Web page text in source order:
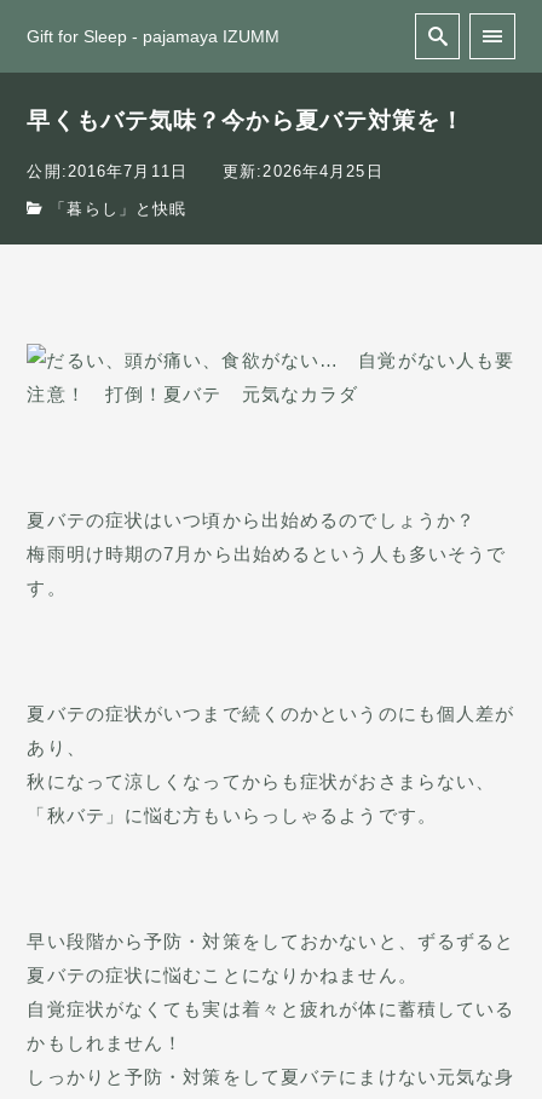
Gift for Sleep - pajamaya IZUMM
早くもバテ気味？今から夏バテ対策を！
公開:2016年7月11日 更新:2026年4月25日
「暮らし」と快眠
夏バテの症状はいつ頃から出始めるのでしょうか？
梅雨明け時期の7月から出始めるという人も多いそうで
す。
夏バテの症状がいつまで続くのかというのにも個人差が
あり、
秋になって涼しくなってからも症状がおさまらない、
「秋バテ」に悩む方もいらっしゃるようです。
早い段階から予防・対策をしておかないと、ずるずると
夏バテの症状に悩むことになりかねません。
自覚症状がなくても実は着々と疲れが体に蓄積している
かもしれません！
しっかりと予防・対策をして夏バテにまけない元気な身